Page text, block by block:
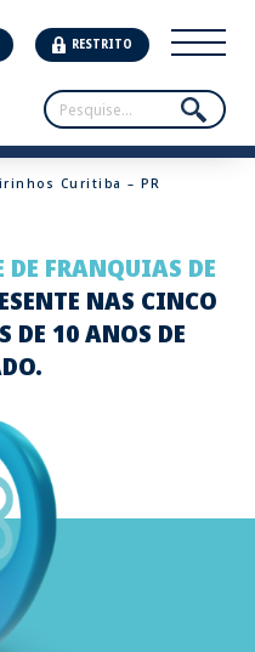
RESTRITO
Curitiba – PR
DE FRANQUIAS DE
NAS CINCO
DE 10 ANOS DE